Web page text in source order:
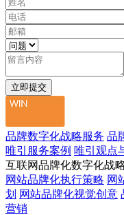
品牌数字化战略服务 品
唯引服务案例 唯引观点
互联网品牌化数字化战
网站品牌化执行策略 网
划 网站品牌化视觉创意
营销